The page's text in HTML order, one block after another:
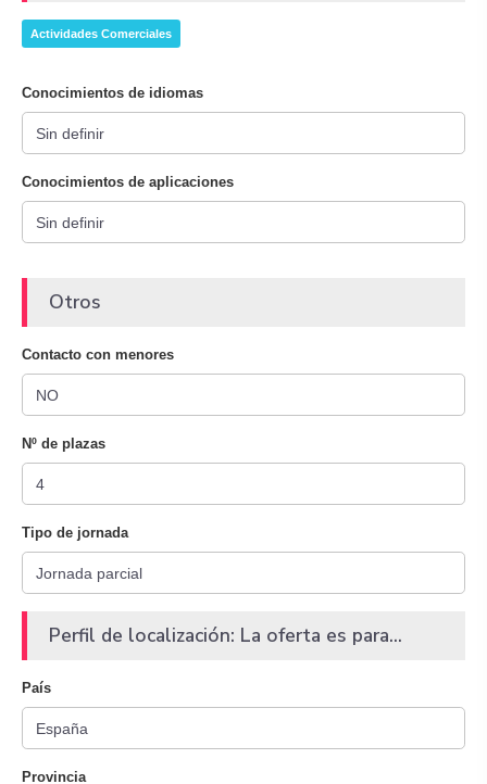
Actividades Comerciales
Conocimientos de idiomas
Conocimientos de aplicaciones
Otros
Contacto con menores
Nº de plazas
Tipo de jornada
Perfil de localización: La oferta es para...
País
Provincia